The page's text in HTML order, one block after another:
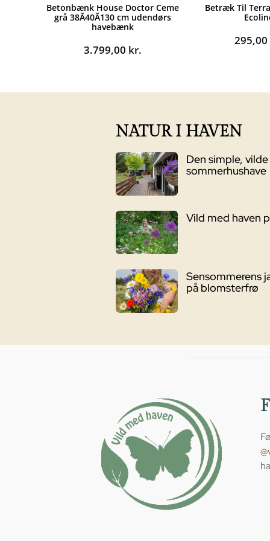
Betonbænk House Doctor Ceme
grå 38Ã40Ã130 cm udendørs
havebænk
3.799,00 kr.
Betræk Til
295,00
NATUR I HAVEN
Den simple, vilde
sommerhushave
Vild med haven
Sensommerens
på blomsterfrø